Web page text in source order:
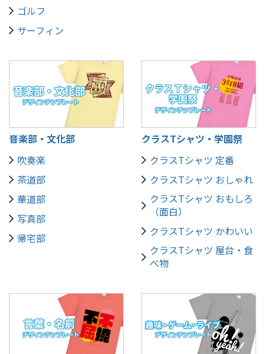
ゴルフ
サーフィン
音楽部・文化部
吹奏楽
茶道部
華道部
写真部
帰宅部
クラスTシャツ・学園祭
クラスTシャツ 定番
クラスTシャツ おしゃれ
クラスTシャツ おもしろ
（面白）
クラスTシャツ かわいい
クラスTシャツ 屋台・食
べ物